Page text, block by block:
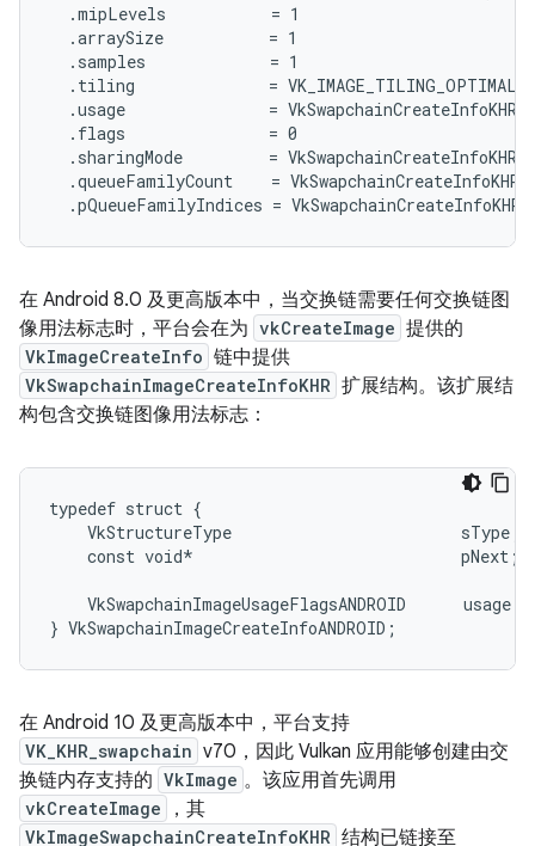
  .mipLevels           = 1
  .arraySize           = 1
  .samples             = 1
  .tiling              = VK_IMAGE_TILING_OPTIMAL
.usage               =
  .flags               = 0
.sharingMode         =
.queueFamilyCount    =
在 Android 8.0 及更高版本中，当交换链需要任何交换链图
像用法标志时，平台会在为 vkCreateImage 提供的
VkImageCreateInfo 链中提供
VkSwapchainImageCreateInfoKHR 扩展结构。该扩展结
构包含交换链图像用法标志：
typedef struct {
VkStructureType
    const void*                            pNext;
    VkSwapchainImageUsageFlagsANDROID      usage;
在 Android 10 及更高版本中，平台支持
VK_KHR_swapchain v70，因此 Vulkan 应用能够创建由交
换链内存支持的 VkImage 。该应用首先调用
vkCreateImage ，其
VkImageSwapchainCreateInfoKHR 结构已链接至